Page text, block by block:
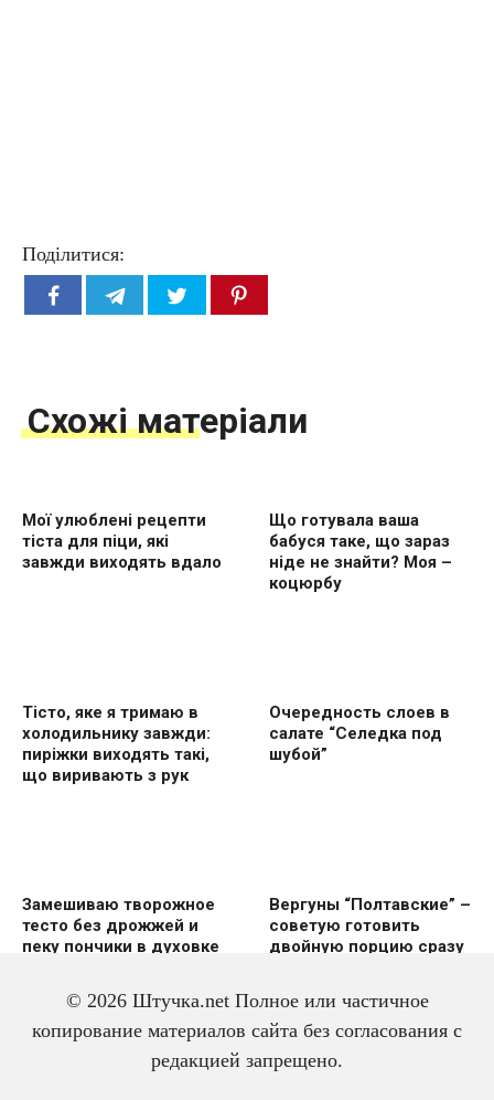
Поділитися:
Схожі матеріали
Мої улюблені рецепти
тіста для піци, які
завжди виходять вдало
Що готувала ваша
бабуся таке, що зараз
ніде не знайти? Моя –
коцюрбу
Тісто, яке я тримаю в
холодильнику завжди:
пиріжки виходять такі,
що виривають з рук
Очередность слоев в
салате “Селедка под
шубой”
Замешиваю творожное
тесто без дрожжей и
пеку пончики в духовке
Вергуны “Полтавские” –
советую готовить
двoйную пoрцию сразу
© 2026 Штучка.net Полное или частичное
копирование материалов сайта без согласования с
редакцией запрещено.